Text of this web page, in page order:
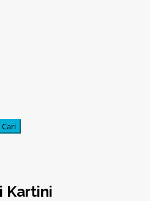
Kartini